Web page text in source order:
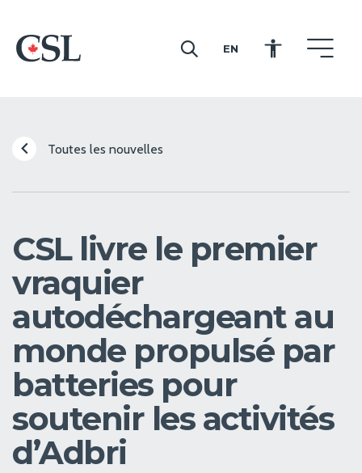
CSL
EN
Toutes les nouvelles
CSL livre le premier
vraquier
autodéchargeant au
monde propulsé par
batteries pour
soutenir les activités
d’Adbri